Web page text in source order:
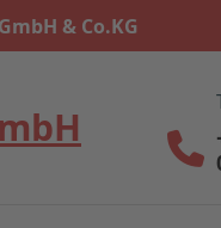
& Co.KG